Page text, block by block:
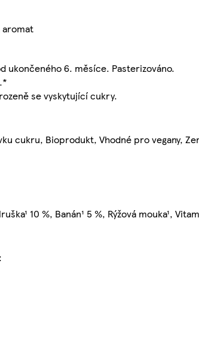
aromat
ukončeného 6. měsíce. Pasterizováno.
se vyskytující cukry.
cukru, Bioprodukt, Vhodné pro vegany,
10 %, Banán¹ 5 %, Rýžová mouka¹,